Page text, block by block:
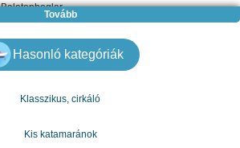
Balatonboglar
5 600 000 Ft
További ajánlatok
Tovább
Hasonló kategóriák
Klasszikus, cirkáló
Kis katamaránok